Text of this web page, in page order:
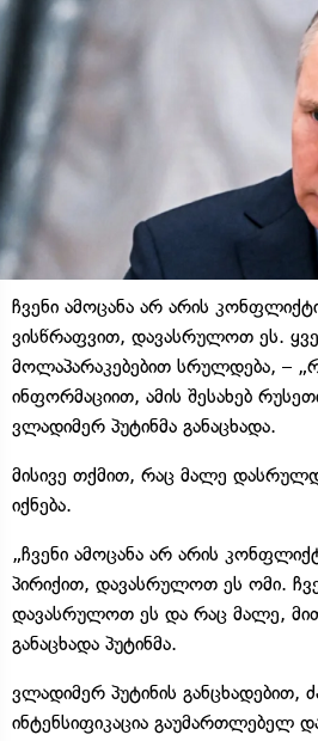
ჩვენი ამოცანა არ არის
ვისწრაფვით, დავასრულოთ ეს.
მოლაპარაკებებით სრულდება, –
ინფორმაციით, ამის შესახებ
ვლადიმერ პუტინმა განაცხადა.
მისივე თქმით, რაც მალე
იქნება.
„ჩვენი ამოცანა არ არის
პირიქით, დავასრულოთ ეს ომი.
დავასრულოთ ეს და რაც მალე,
განაცხადა პუტინმა.
ვლადიმერ პუტინის განცხადებით,
ინტენსიფიკაცია გაუმართლებელ